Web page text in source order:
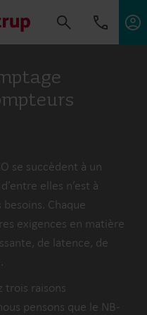
se succèdent à un
elles n’est à
Chaque
exigences en matière
de latence, de
trois raisons
pensons que le NB-